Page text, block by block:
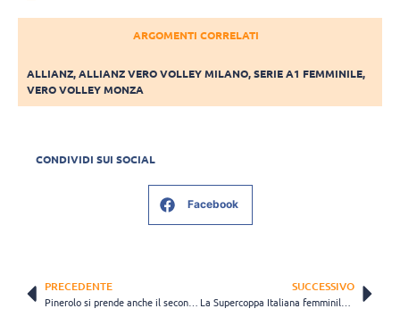
ARGOMENTI CORRELATI
ALLIANZ,ALLIANZ VERO VOLLEY MILANO,SERIE A1 FEMMINILE,
VERO VOLLEY MONZA
CONDIVIDI SUI SOCIAL
Facebook
PRECEDENTE SUCCESSIVO